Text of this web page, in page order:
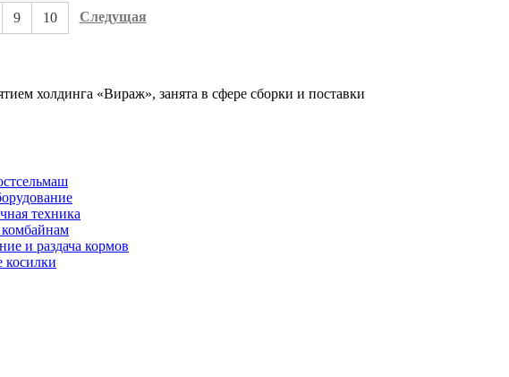
9 10 Следущая
холдинга «Вираж», занята в сфере сборки и поставки
техника
и раздача кормов
косилки